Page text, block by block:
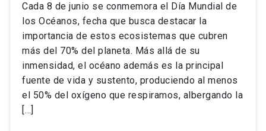
Cada 8 de junio se conmemora el Día Mundial de
los Océanos, fecha que busca destacar la
importancia de estos ecosistemas que cubren
más del 70% del planeta. Más allá de su
inmensidad, el océano además es la principal
fuente de vida y sustento, produciendo al menos
el 50% del oxígeno que respiramos, albergando la
[…]